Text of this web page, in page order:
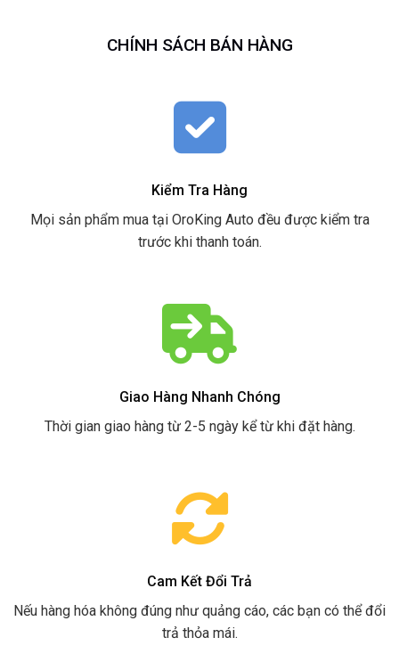
CHÍNH SÁCH BÁN HÀNG
Kiểm Tra Hàng
Mọi sản phẩm mua tại OroKing Auto đều được kiểm tra
trước khi thanh toán.
Giao Hàng Nhanh Chóng
Thời gian giao hàng từ 2-5 ngày kể từ khi đặt hàng.
Cam Kết Đổi Trả
Nếu hàng hóa không đúng như quảng cáo, các bạn có thể đổi
trả thỏa mái.